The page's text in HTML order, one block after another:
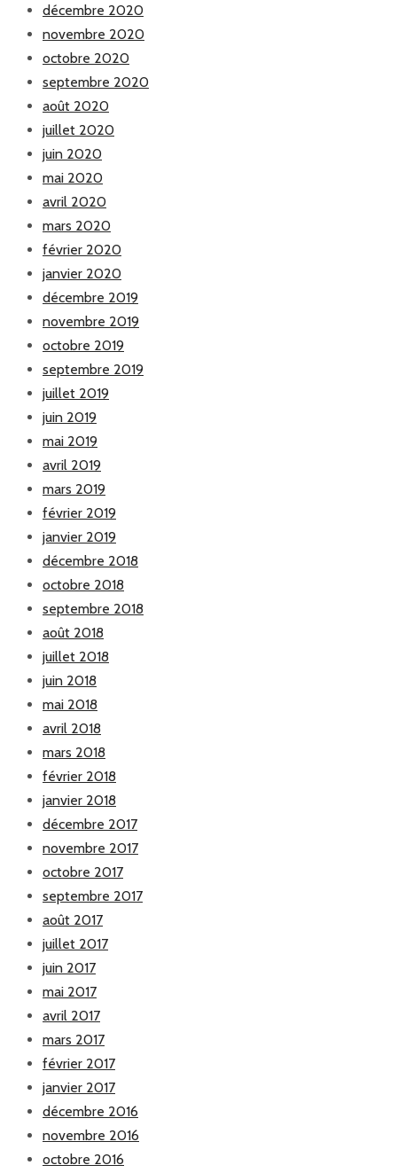
décembre 2020
novembre 2020
octobre 2020
septembre 2020
août 2020
juillet 2020
juin 2020
mai 2020
avril 2020
mars 2020
février 2020
janvier 2020
décembre 2019
novembre 2019
octobre 2019
septembre 2019
juillet 2019
juin 2019
mai 2019
avril 2019
mars 2019
février 2019
janvier 2019
décembre 2018
octobre 2018
septembre 2018
août 2018
juillet 2018
juin 2018
mai 2018
avril 2018
mars 2018
février 2018
janvier 2018
décembre 2017
novembre 2017
octobre 2017
septembre 2017
août 2017
juillet 2017
juin 2017
mai 2017
avril 2017
mars 2017
février 2017
janvier 2017
décembre 2016
novembre 2016
octobre 2016